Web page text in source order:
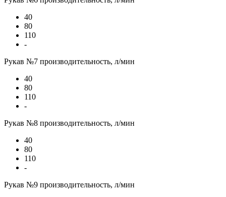
40
80
110
-
Рукав №7 производительность, л/мин
40
80
110
-
Рукав №8 производительность, л/мин
40
80
110
-
Рукав №9 производительность, л/мин